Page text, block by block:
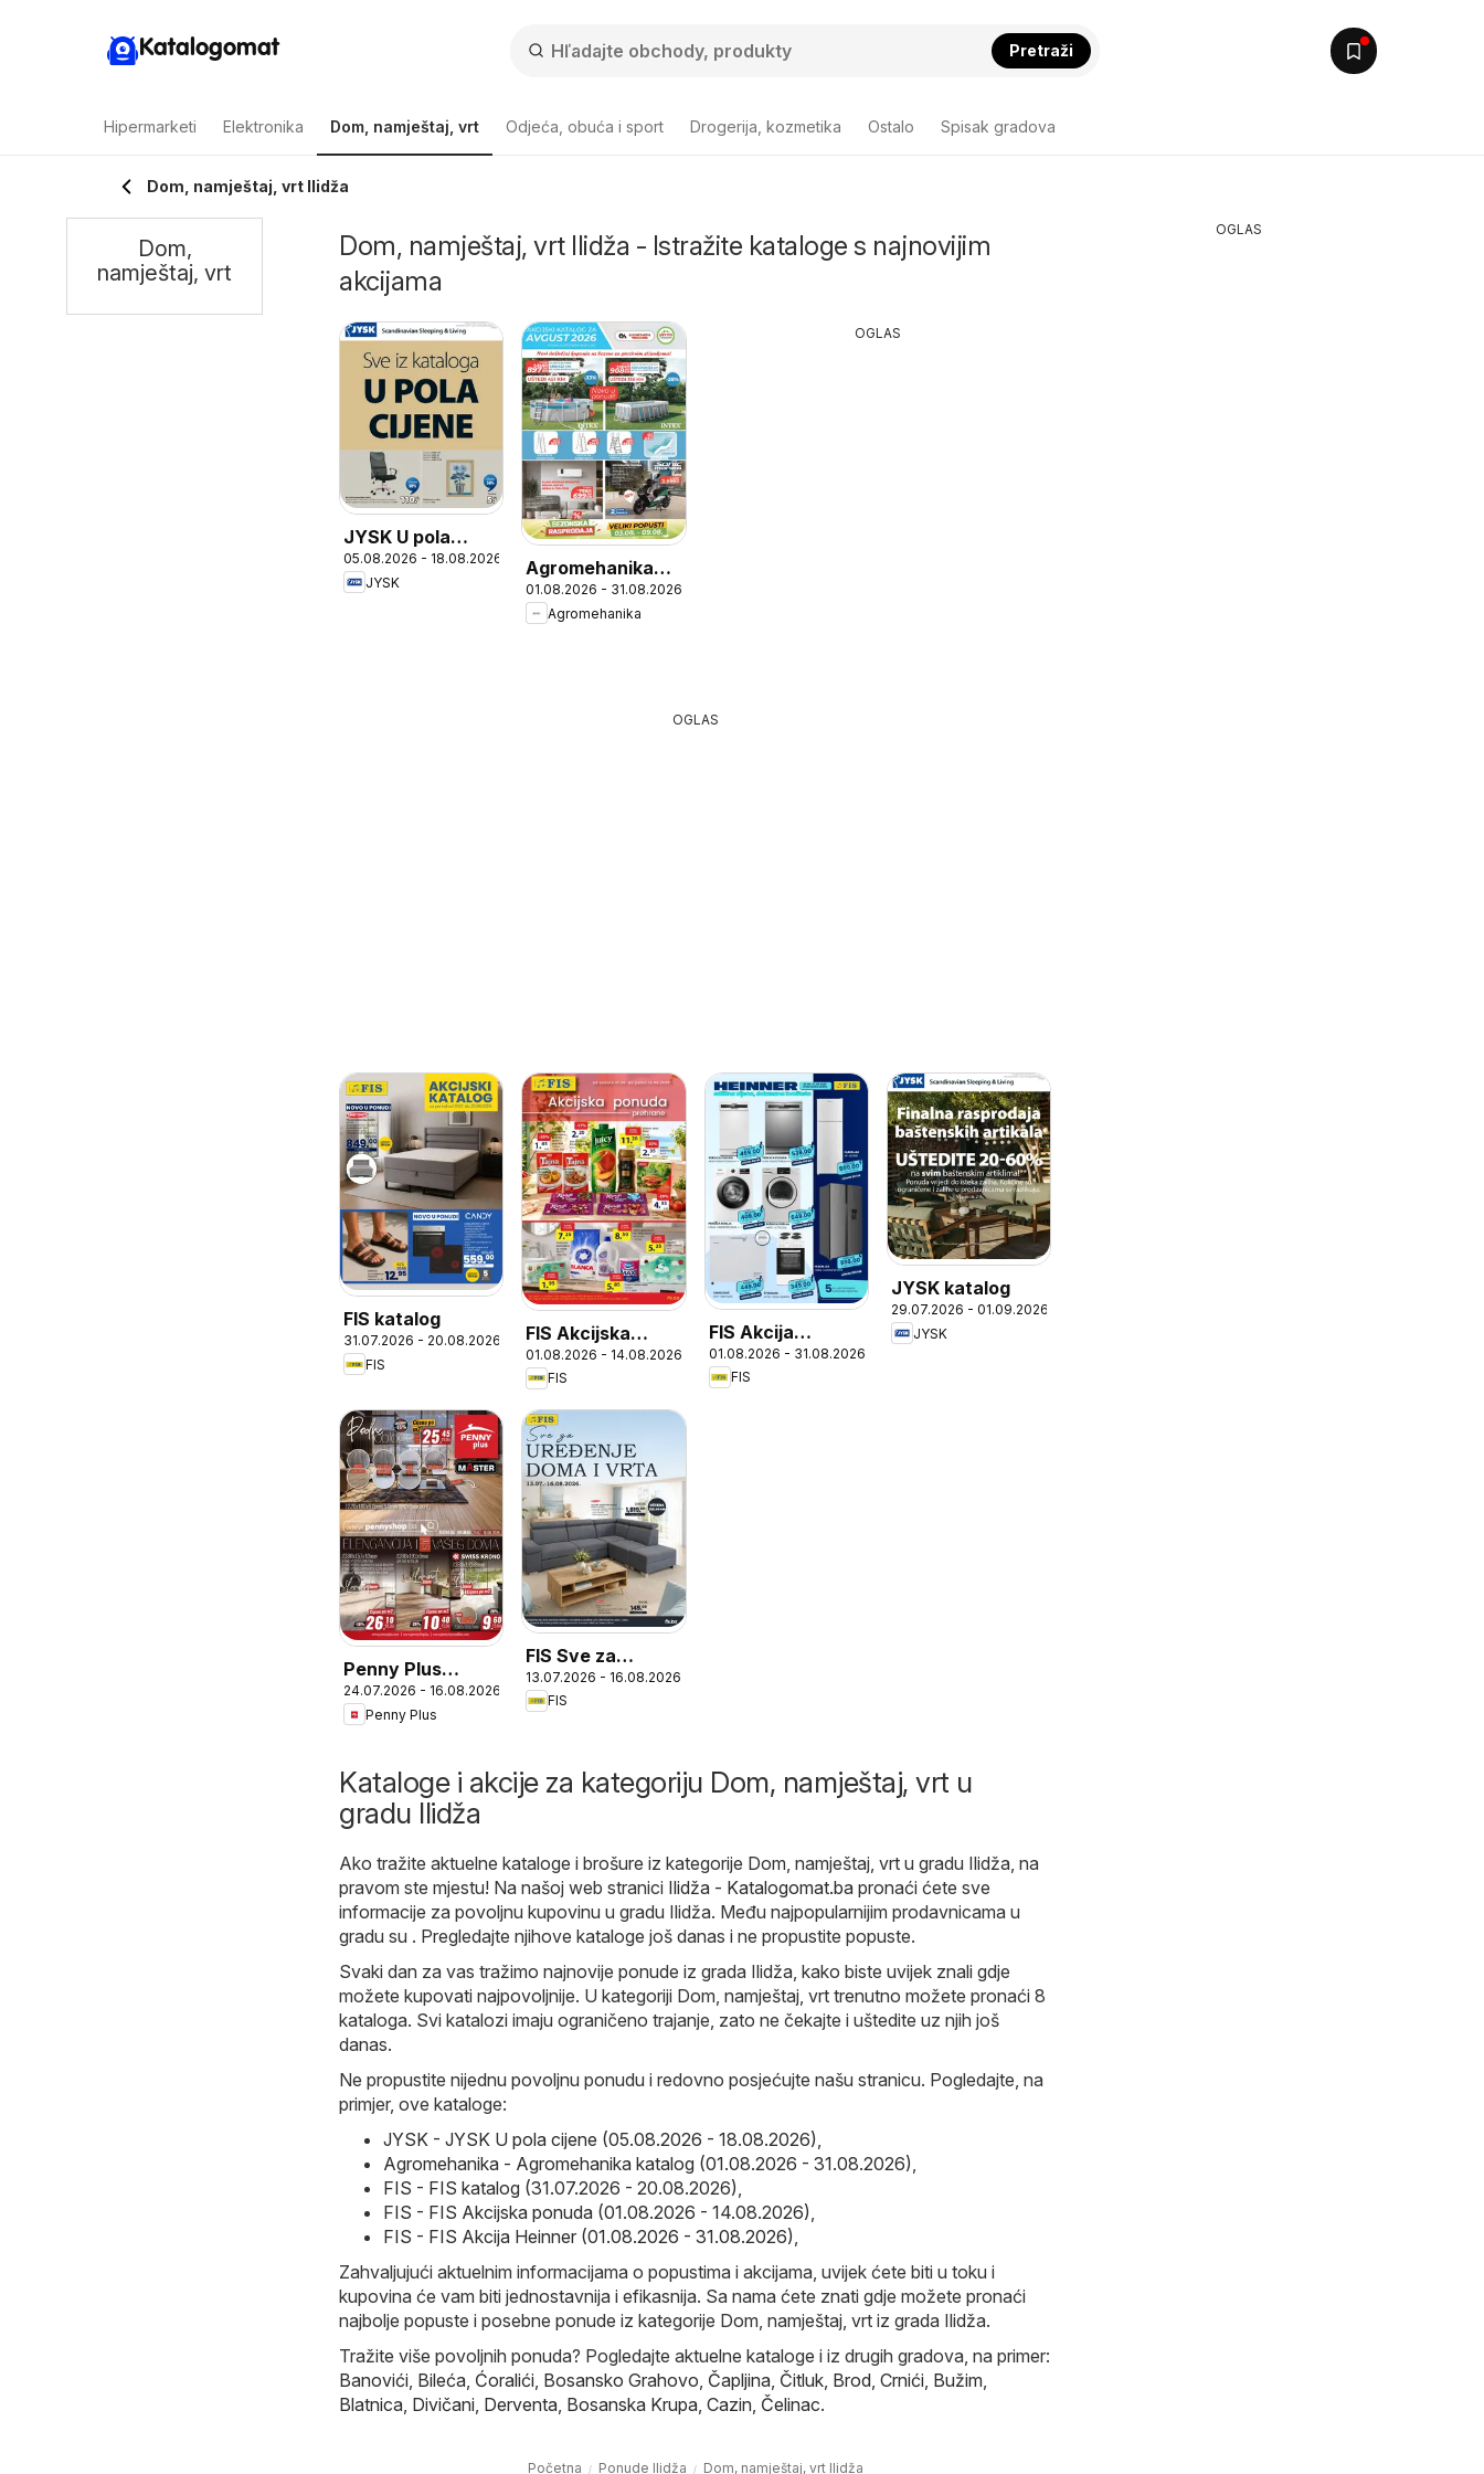
Katalogomat Pretraži
Hipermarketi Elektronika Dom, namještaj, vrt Odjeća, obuća i sport Drogerija, kozmetika Ostalo Spisak gradova
Dom, namještaj, vrt Ilidža
Dom, namještaj, vrt Ilidža - Istražite kataloge s najnovijim
akcijama
JYSK U pola
cijene
05.08.2026 - 18.08.2026
JYSK
Agromehanika
katalog
01.08.2026 - 31.08.2026
Agromehanika
OGLAS
OGLAS
FIS katalog
31.07.2026 - 20.08.2026
FIS
FIS Akcijska
ponuda
01.08.2026 - 14.08.2026
FIS
FIS Akcija
Heinner
01.08.2026 - 31.08.2026
FIS
JYSK katalog
29.07.2026 - 01.09.2026
JYSK
Penny Plus
katalog
24.07.2026 - 16.08.2026
Penny Plus
FIS Sve za
uređenje doma i
vrta
13.07.2026 - 16.08.2026
FIS
Kataloge i akcije za kategoriju Dom, namještaj, vrt u
gradu Ilidža
Ako tražite aktuelne kataloge i brošure iz kategorije Dom, namještaj, vrt u gradu Ilidža, na
pravom ste mjestu! Na našoj web stranici Ilidža - Katalogomat.ba pronaći ćete sve
informacije za povoljnu kupovinu u gradu Ilidža. Među najpopularnijim prodavnicama u
gradu su . Pregledajte njihove kataloge još danas i ne propustite popuste.
Svaki dan za vas tražimo najnovije ponude iz grada Ilidža, kako biste uvijek znali gdje
možete kupovati najpovoljnije. U kategoriji Dom, namještaj, vrt trenutno možete pronaći 8
kataloga. Svi katalozi imaju ograničeno trajanje, zato ne čekajte i uštedite uz njih još
danas.
Ne propustite nijednu povoljnu ponudu i redovno posjećujte našu stranicu. Pogledajte, na
primjer, ove kataloge:
JYSK - JYSK U pola cijene (05.08.2026 - 18.08.2026),
Agromehanika - Agromehanika katalog (01.08.2026 - 31.08.2026),
FIS - FIS katalog (31.07.2026 - 20.08.2026),
FIS - FIS Akcijska ponuda (01.08.2026 - 14.08.2026),
FIS - FIS Akcija Heinner (01.08.2026 - 31.08.2026),
Zahvaljujući aktuelnim informacijama o popustima i akcijama, uvijek ćete biti u toku i
kupovina će vam biti jednostavnija i efikasnija. Sa nama ćete znati gdje možete pronaći
najbolje popuste i posebne ponude iz kategorije Dom, namještaj, vrt iz grada Ilidža.
Tražite više povoljnih ponuda? Pogledajte aktuelne kataloge i iz drugih gradova, na primer:
Banovići, Bileća, Ćoralići, Bosansko Grahovo, Čapljina, Čitluk, Brod, Crnići, Bužim,
Blatnica, Divičani, Derventa, Bosanska Krupa, Cazin, Čelinac.
Početna Ponude Ilidža Dom, namještaj, vrt Ilidža
Dom,
namještaj, vrt
OGLAS